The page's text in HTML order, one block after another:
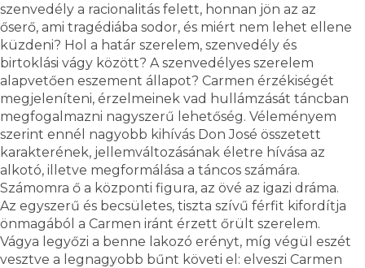
szenvedély a racionalitás felett, honnan jön az az
őserő, ami tragédiába sodor, és miért nem lehet ellene
küzdeni? Hol a határ szerelem, szenvedély és
birtoklási vágy között? A szenvedélyes szerelem
alapvetően eszement állapot? Carmen érzékiségét
megjeleníteni, érzelmeinek vad hullámzását táncban
megfogalmazni nagyszerű lehetőség. Véleményem
szerint ennél nagyobb kihívás Don José összetett
karakterének, jellemváltozásának életre hívása az
alkotó, illetve megformálása a táncos számára.
Számomra ő a központi figura, az övé az igazi dráma.
Az egyszerű és becsületes, tiszta szívű férfit kifordítja
önmagából a Carmen iránt érzett őrült szerelem.
Vágya legyőzi a benne lakozó erényt, míg végül eszét
vesztve a legnagyobb bűnt követi el: elveszi Carmen